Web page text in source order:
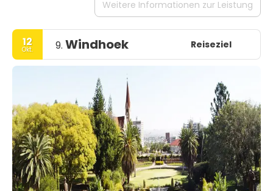
Weitere Informationen zur Leistung
12
Okt. 9. Windhoek Reiseziel